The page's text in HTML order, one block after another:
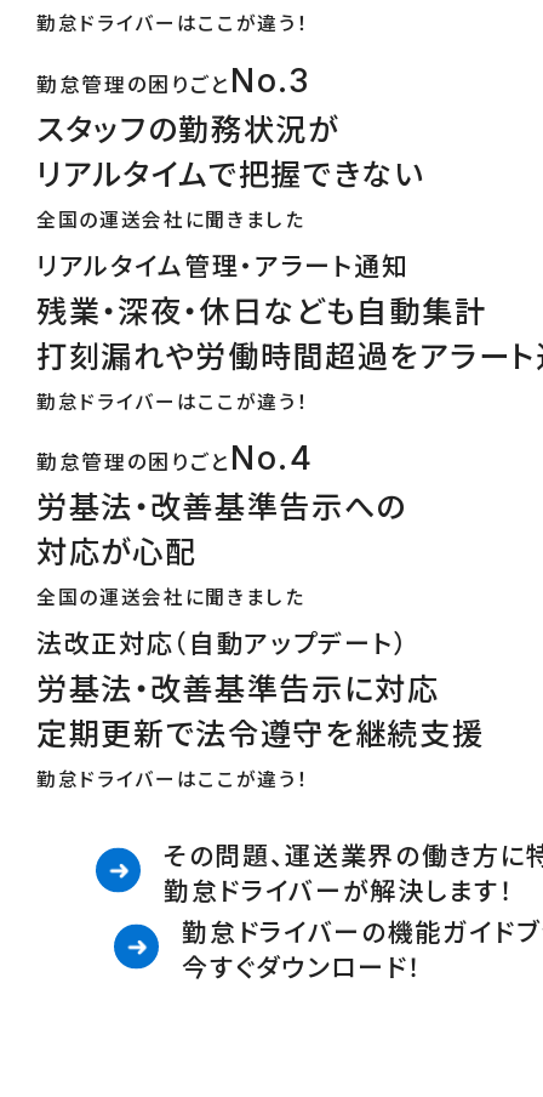
勤怠ドライバーはここが違う！
勤怠管理の困りごと No.3
スタッフの勤務状況が
リアルタイムで把握できない
全国の運送会社に聞きました
リアルタイム管理・アラート通知
残業・深夜・休日なども自動集計
打刻漏れや労働時間超過をアラー
勤怠ドライバーはここが違う！
勤怠管理の困りごと No.4
労基法・改善基準告示への
対応が心配
全国の運送会社に聞きました
法改正対応（自動アップデート）
労基法・改善基準告示に対応
定期更新で法令遵守を継続支援
勤怠ドライバーはここが違う！
その問題、運送業界の働き方に
勤怠ドライバーが解決します！
勤怠ドライバーの機能ガイド
今すぐダウンロード！